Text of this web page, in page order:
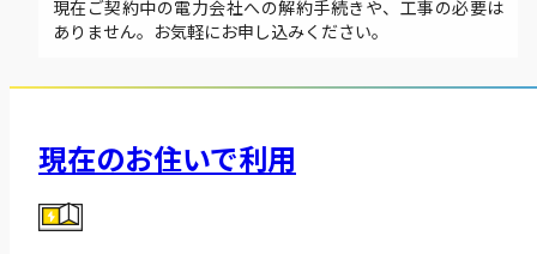
現在ご契約中の電力会社への解約手続きや、工事の必要は
ありません。お気軽にお申し込みください。
現在のお住いで利用